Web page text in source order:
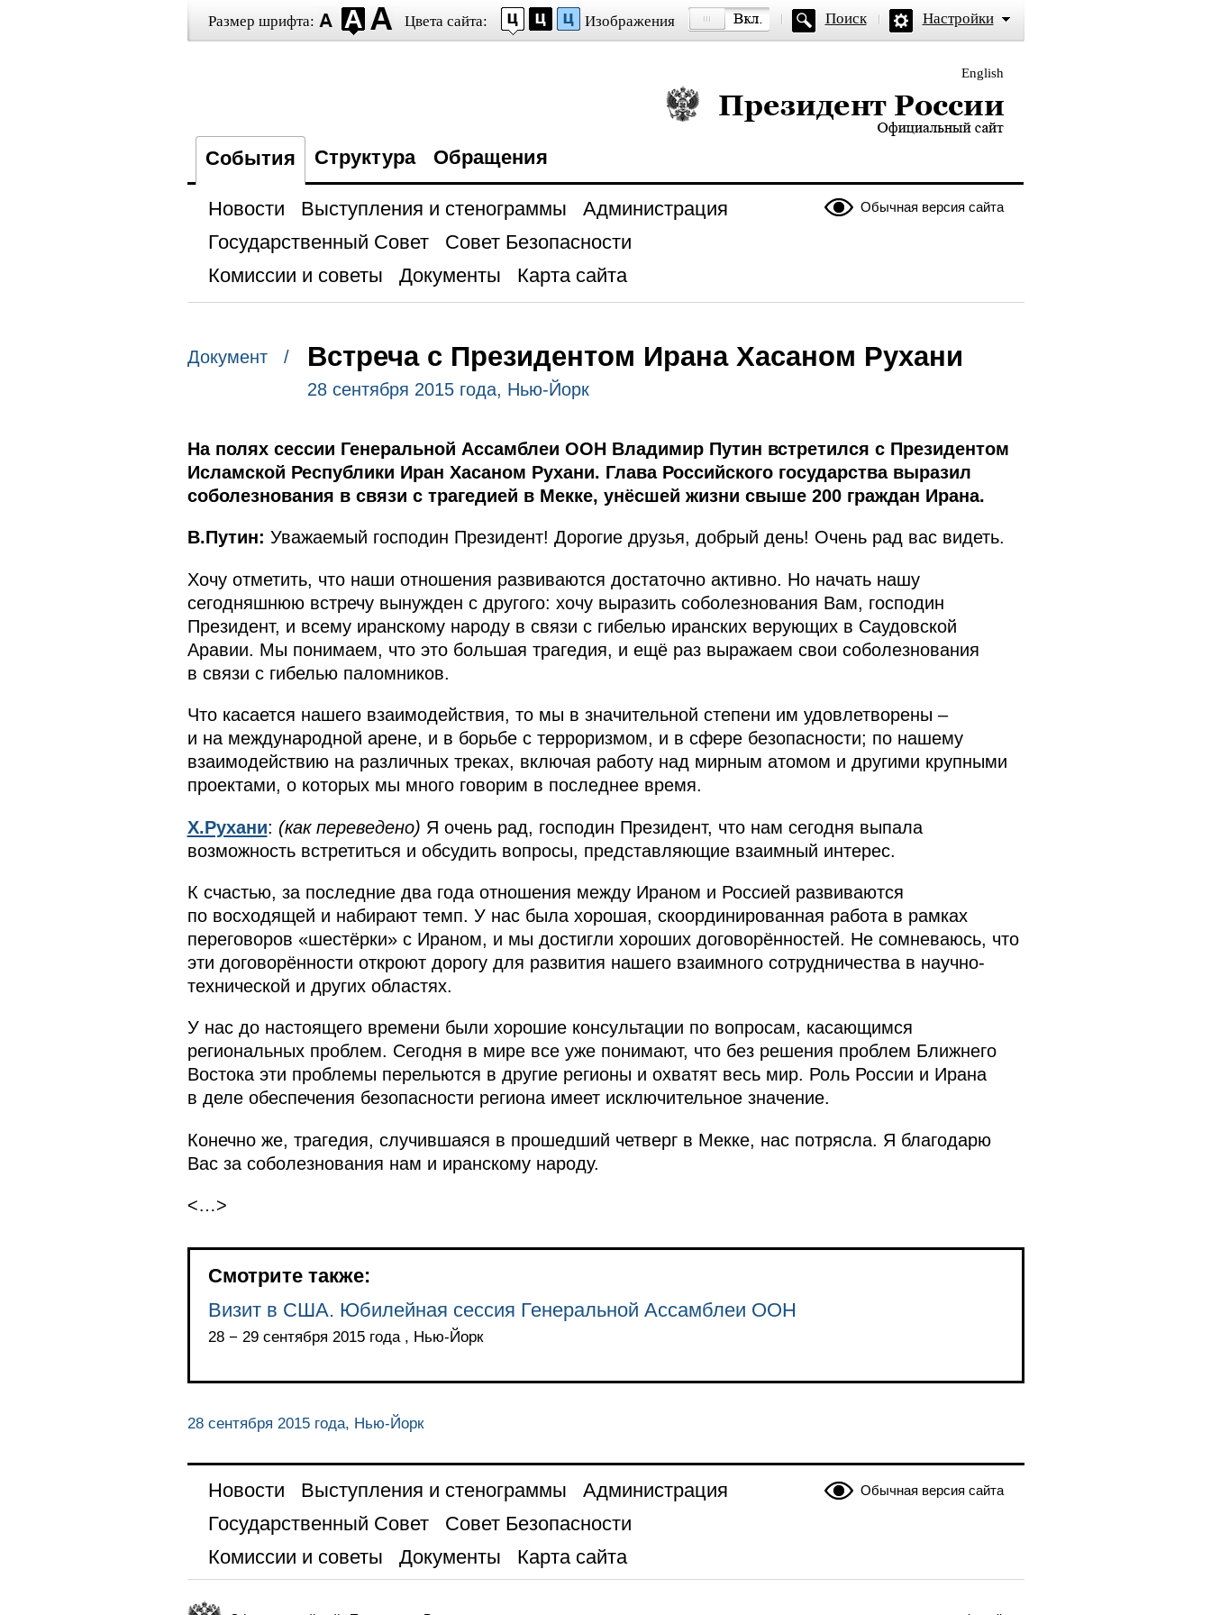
Размер шрифта: Цвета сайта: Изображения Поиск Настройки
English
Президент России — официальный сайт
События Структура Обращения
Обычная версия сайта
Новости Выступления и стенограммы
Администрация
Государственный Совет
Совет Безопасности
Комиссии и советы
Документы Карта сайта
Документ / Встреча с Президентом Ирана Хасаном Рухани
28 сентября 2015 года, Нью-Йорк
На полях сессии Генеральной Ассамблеи ООН Владимир Путин встретился с Президентом
Исламской Республики Иран Хасаном Рухани. Глава Российского государства выразил
соболезнования в связи с трагедией в Мекке, унёсшей жизни свыше 200 граждан Ирана.
В.Путин: Уважаемый господин Президент! Дорогие друзья, добрый день! Очень рад вас видеть.
Хочу отметить, что наши отношения развиваются достаточно активно. Но начать нашу
сегодняшнюю встречу вынужден с другого: хочу выразить соболезнования Вам, господин
Президент, и всему иранскому народу в связи с гибелью иранских верующих в Саудовской
Аравии. Мы понимаем, что это большая трагедия, и ещё раз выражаем свои соболезнования
в связи с гибелью паломников.
Что касается нашего взаимодействия, то мы в значительной степени им удовлетворены –
и на международной арене, и в борьбе с терроризмом, и в сфере безопасности; по нашему
взаимодействию на различных треках, включая работу над мирным атомом и другими крупными
проектами, о которых мы много говорим в последнее время.
Х.Рухани: (как переведено) Я очень рад, господин Президент, что нам сегодня выпала
возможность встретиться и обсудить вопросы, представляющие взаимный интерес.
К счастью, за последние два года отношения между Ираном и Россией развиваются
по восходящей и набирают темп. У нас была хорошая, скоординированная работа в рамках
переговоров «шестёрки» с Ираном, и мы достигли хороших договорённостей. Не сомневаюсь, что
эти договорённости откроют дорогу для развития нашего взаимного сотрудничества в научно-
технической и других областях.
У нас до настоящего времени были хорошие консультации по вопросам, касающимся
региональных проблем. Сегодня в мире все уже понимают, что без решения проблем Ближнего
Востока эти проблемы перельются в другие регионы и охватят весь мир. Роль России и Ирана
в деле обеспечения безопасности региона имеет исключительное значение.
Конечно же, трагедия, случившаяся в прошедший четверг в Мекке, нас потрясла. Я благодарю
Вас за соболезнования нам и иранскому народу.
<…>
Смотрите также:
Визит в США. Юбилейная сессия Генеральной Ассамблеи ООН
28 − 29 сентября 2015 года , Нью-Йорк
28 сентября 2015 года, Нью-Йорк
Обычная версия сайта
Новости Выступления и стенограммы
Администрация
Государственный Совет
Совет Безопасности
Комиссии и советы
Документы Карта сайта